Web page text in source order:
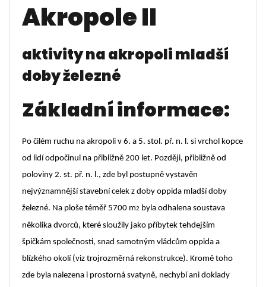
Akropole II
aktivity na akropoli mladší
doby železné
Základní informace:
Po čilém ruchu na akropoli v 6. a 5. stol. př. n. l. si vrchol kopce
od lidí odpočinul na přibližně 200 let. Později, přibližně od
poloviny 2. st. př. n. l., zde byl postupně vystavěn
nejvýznamnější stavební celek z doby oppida mladší doby
železné. Na ploše téměř 5700 m2 byla odhalena soustava
několika dvorců, které sloužily jako příbytek tehdejším
špičkám společnosti, snad samotným vládcům oppida a
blízkého okolí (viz trojrozměrná rekonstrukce). Kromě toho
zde byla nalezena i prostorná svatyně, nechybí ani doklady